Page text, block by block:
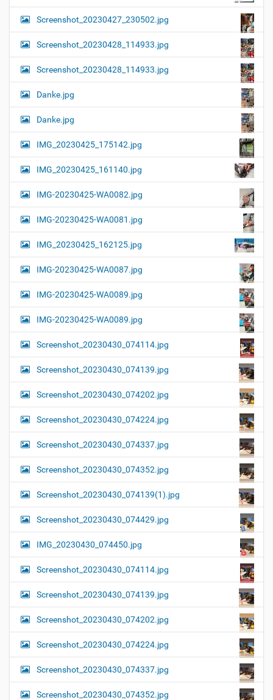
Screenshot_20230427_230502.jpg
Screenshot_20230428_114933.jpg
Screenshot_20230428_114933.jpg
Danke.jpg
Danke.jpg
IMG_20230425_175142.jpg
IMG_20230425_161140.jpg
IMG-20230425-WA0082.jpg
IMG-20230425-WA0081.jpg
IMG_20230425_162125.jpg
IMG-20230425-WA0087.jpg
IMG-20230425-WA0089.jpg
IMG-20230425-WA0089.jpg
Screenshot_20230430_074114.jpg
Screenshot_20230430_074139.jpg
Screenshot_20230430_074202.jpg
Screenshot_20230430_074224.jpg
Screenshot_20230430_074337.jpg
Screenshot_20230430_074352.jpg
Screenshot_20230430_074139(1).jpg
Screenshot_20230430_074429.jpg
IMG_20230430_074450.jpg
Screenshot_20230430_074114.jpg
Screenshot_20230430_074139.jpg
Screenshot_20230430_074202.jpg
Screenshot_20230430_074224.jpg
Screenshot_20230430_074337.jpg
Screenshot_20230430_074352.jpg